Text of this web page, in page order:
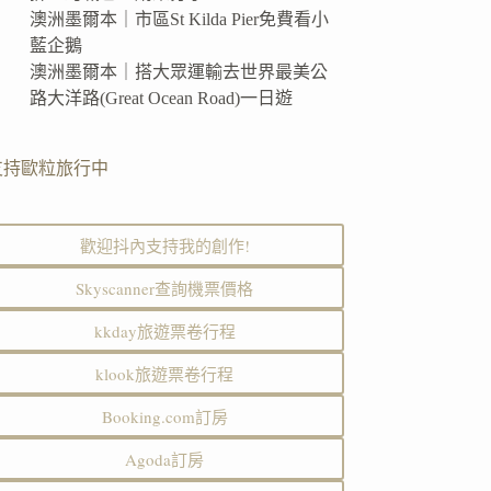
澳洲墨爾本｜市區St Kilda Pier免費看小
藍企鵝
澳洲墨爾本｜搭大眾運輸去世界最美公
路大洋路(Great Ocean Road)一日遊
持歐粒旅行中
歡迎抖內支持我的創作!
Skyscanner查詢機票價格
kkday旅遊票卷行程
klook旅遊票卷行程
Booking.com訂房
Agoda訂房